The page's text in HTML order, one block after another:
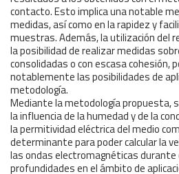
contacto. Esto implica una notable
medidas, así como en la rapidez y
muestras. Además, la utilización del
la posibilidad de realizar medidas
consolidadas o con escasa cohesión,
notablemente las posibilidades de
metodología.
Mediante la metodología propuesta,
la influencia de la humedad y de la
la permitividad eléctrica del medio
determinante para poder calcular la
las ondas electromagnéticas durante
profundidades en el ámbito de